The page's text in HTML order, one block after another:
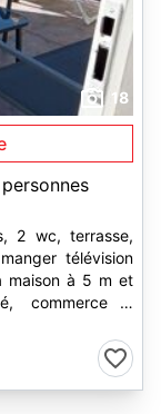
18
2 wc, terrasse,
télévision
maison à 5 m et